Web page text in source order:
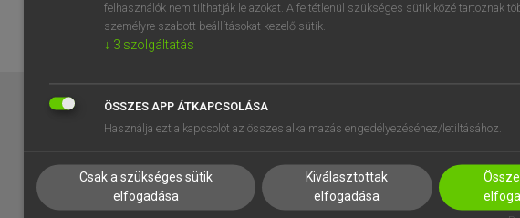
EGYÉNI FELHASZNÁLÓKNAK
TANULÓKNAK
VÁLLALATI MEGOLDÁSOK
SÚGÓ
RÓLUNK
SÜTI BEÁLLÍTÁSOK
felhasználók nem tilthatják le azokat. A feltétlenül szükséges sütik közé tartoznak
személyre szabott beállításokat kezelő sütik.
↓ 3 szolgáltatás
ÖSSZES APP ÁTKAPCSOLÁSA
Használja ezt a kapcsolót az összes alkalmazás engedélyezéséhez/letiltásához.
Csak a szükséges sütik
elfogadása
Kiválasztottak
elfogadása